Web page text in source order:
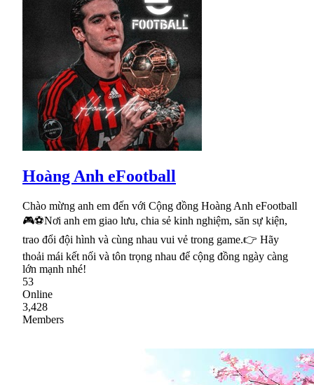
Hoàng Anh eFootball
Chào mừng anh em đến với Cộng đồng Hoàng Anh eFootball
🎮⚽Nơi anh em giao lưu, chia sẻ kinh nghiệm, săn sự kiện,
trao đổi đội hình và cùng nhau vui vẻ trong game.👉 Hãy
thoải mái kết nối và tôn trọng nhau để cộng đồng ngày càng
lớn mạnh nhé!
53
Online
3,428
Members